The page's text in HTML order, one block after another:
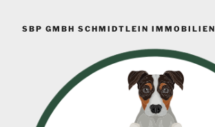
SBP GMBH SCHMIDTLEIN IMMOBILIEN